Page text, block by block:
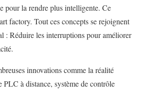
pour la rendre plus intelligente. Ce
factory. Tout ces concepts se rejoignent
: Réduire les interruptions pour améliorer
innovations comme la réalité
PLC à distance, système de contrôle